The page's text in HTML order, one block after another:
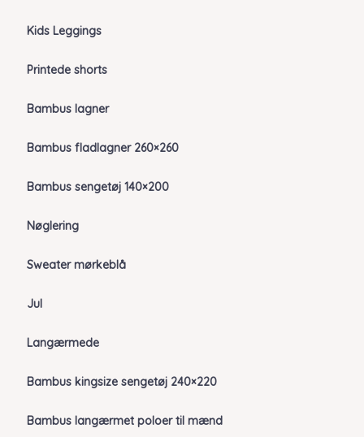
Kids Leggings
Printede shorts
Bambus lagner
Bambus fladlagner 260×260
Bambus sengetøj 140×200
Nøglering
Sweater mørkeblå
Jul
Langærmede
Bambus kingsize sengetøj 240×220
Bambus langærmet poloer til mænd